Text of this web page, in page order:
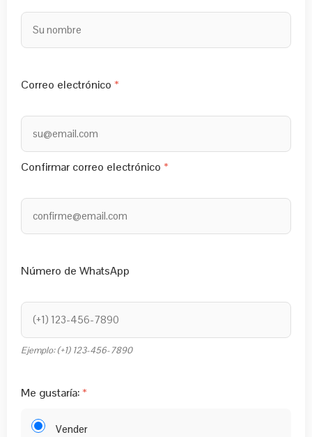
Correo electrónico
Confirmar correo electrónico
Número de WhatsApp
Ejemplo: (+1) 123-456-7890
Me gustaría:
Vender